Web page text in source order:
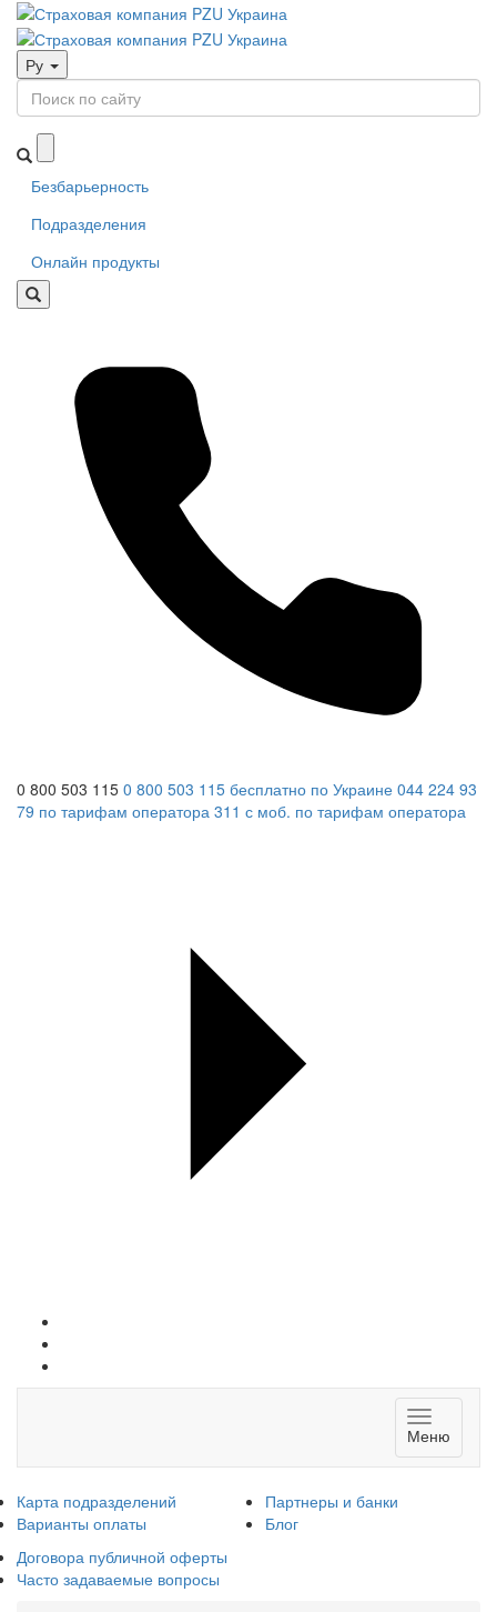
Ру
Безбарьерность
Подразделения
Онлайн продукты
0 800 503 115 0 800 503 115 бесплатно по Украине 044 224 93
79 по тарифам оператора 311 с моб. по тарифам оператора
Toggle
Меню
Карта подразделений
Варианты оплаты
Партнеры и банки
Блог
Договора публичной оферты
Часто задаваемые вопросы